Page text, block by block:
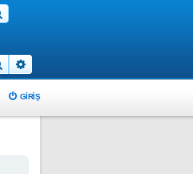
Ara
GIRIŞ